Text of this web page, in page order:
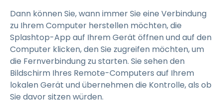
Dann können Sie, wann immer Sie eine Verbindung
zu Ihrem Computer herstellen möchten, die
Splashtop-App auf Ihrem Gerät öffnen und auf den
Computer klicken, den Sie zugreifen möchten, um
die Fernverbindung zu starten. Sie sehen den
Bildschirm Ihres Remote-Computers auf Ihrem
lokalen Gerät und übernehmen die Kontrolle, als ob
Sie davor sitzen würden.